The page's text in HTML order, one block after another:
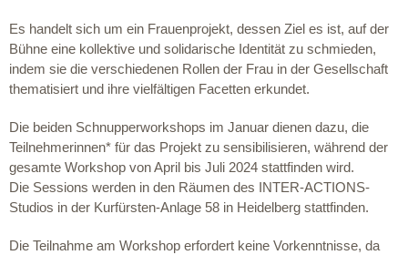
Es handelt sich um ein Frauenprojekt, dessen Ziel es ist, auf der
Bühne eine kollektive und solidarische Identität zu schmieden,
indem sie die verschiedenen Rollen der Frau in der Gesellschaft
thematisiert und ihre vielfältigen Facetten erkundet.
Die beiden Schnupperworkshops im Januar dienen dazu, die
Teilnehmerinnen* für das Projekt zu sensibilisieren, während der
gesamte Workshop von April bis Juli 2024 stattfinden wird.
Die Sessions werden in den Räumen des INTER-ACTIONS-
Studios in der Kurfürsten-Anlage 58 in Heidelberg stattfinden.
Die Teilnahme am Workshop erfordert keine Vorkenntnisse, da